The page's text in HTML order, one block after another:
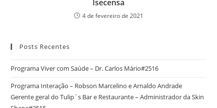
Isecensa
4 de fevereiro de 2021
Posts Recentes
Programa Viver com Saúde – Dr. Carlos Mário#2516
Programa Interação – Robson Marcelino e Arnaldo Andrade
Gerente geral do Tulip´s Bar e Restaurante – Administrador da Skin